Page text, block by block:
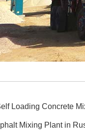
Loading Concrete
Mixing Plant in